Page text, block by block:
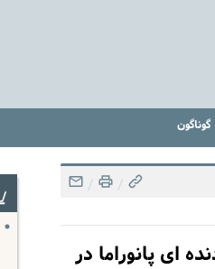
گوناگون
/
/
بدون ضامن خودرو 207 بخرید | شرایط فروش اقساطی پژو 207 دنده ای پانوراما در